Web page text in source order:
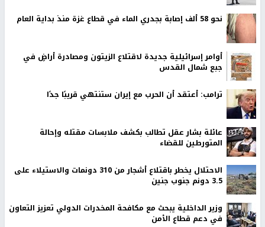
نحو 58 ألف إصابة بجدري الماء في قطاع غزة منذ بداية العام
أوامر إسرائيلية جديدة لاقتلاع الزيتون ومصادرة أراضٍ في
جبع شمال القدس
ترامب: أعتقد أن الحرب مع إيران ستنتهي قريبًا جدًا
عائلة بشار عقل تطالب بكشف ملابسات مقتله وإحالة
المتورطين للقضاء
الاحتلال يخطر باقتلاع أشجار من 310 دونمات والاستيلاء على
3.5 دونم جنوب جنين
وزير الداخلية يبحث مع مكافحة المخدرات الدولي تعزيز التعاون
في دعم قطاع الأمن